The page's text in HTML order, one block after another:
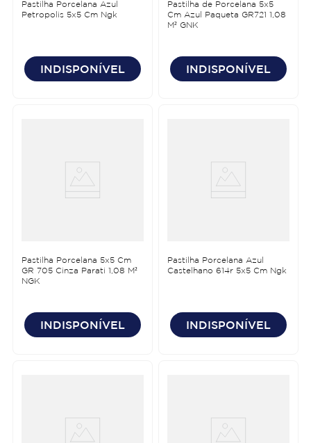
Pastilha Porcelana Azul
Petropolis 5x5 Cm Ngk
INDISPONÍVEL
Pastilha de Porcelana 5x5
Cm Azul Paqueta GR721 1,08
M² GNK
INDISPONÍVEL
Pastilha Porcelana 5x5 Cm
GR 705 Cinza Parati 1,08 M²
NGK
INDISPONÍVEL
Pastilha Porcelana Azul
Castelhano 614r 5x5 Cm Ngk
INDISPONÍVEL